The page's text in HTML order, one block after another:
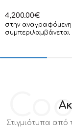
4,200.00€
στην αναγραφόμενη
Στιγμιότυπα από